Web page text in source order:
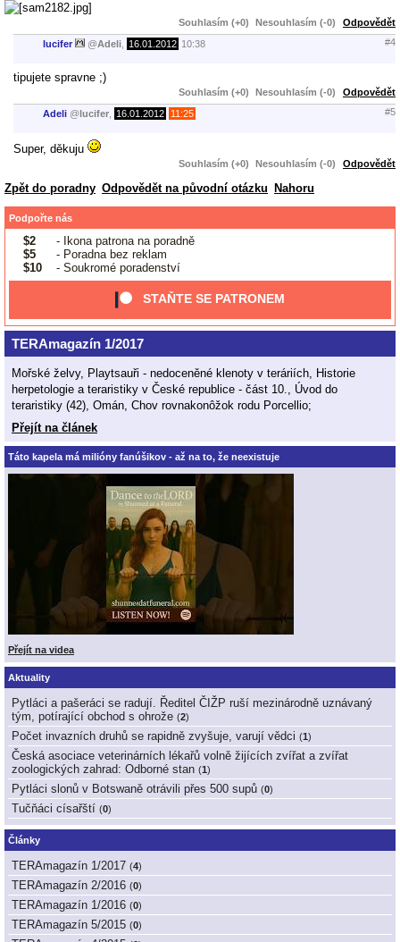
Souhlasím (+0) Nesouhlasím (-0) Odpovědět
lucifer @Adeli 16.01.2012 10:38 #4
tipujete spravne ;)
Souhlasím (+0) Nesouhlasím (-0) Odpovědět
Adeli @lucifer 16.01.2012 11:25 #5
Super, děkuju
Souhlasím (+0) Nesouhlasím (-0) Odpovědět
Zpět do poradny Odpovědět na původní otázku Nahoru
Podpořte nás
$2
- Ikona patrona na poradně
$5
- Poradna bez reklam
$10
- Soukromé poradenství
STAŇTE SE PATRONEM
TERAmagazín 1/2017
Mořské želvy, Playtsauři - nedoceněné klenoty v teráriích, Historie
herpetologie a teraristiky v České republice - část 10., Úvod do
teraristiky (42), Omán, Chov rovnakonôžok rodu Porcellio;
Přejít na článek
Táto kapela má milióny fanúšikov - až na to, že neexistuje
Přejít na videa
Aktuality
Pytláci a pašeráci se radují. Ředitel ČIŽP ruší mezinárodně uznávaný
tým, potírající obchod s ohrože (2)
Počet invazních druhů se rapidně zvyšuje, varují vědci (1)
Česká asociace veterinárních lékařů volně žijících zvířat a zvířat
zoologických zahrad: Odborné stan (1)
Pytláci slonů v Botswaně otrávili přes 500 supů (0)
Tučňáci císařští (0)
Články
TERAmagazín 1/2017 (4)
TERAmagazín 2/2016 (0)
TERAmagazín 1/2016 (0)
TERAmagazín 5/2015 (0)